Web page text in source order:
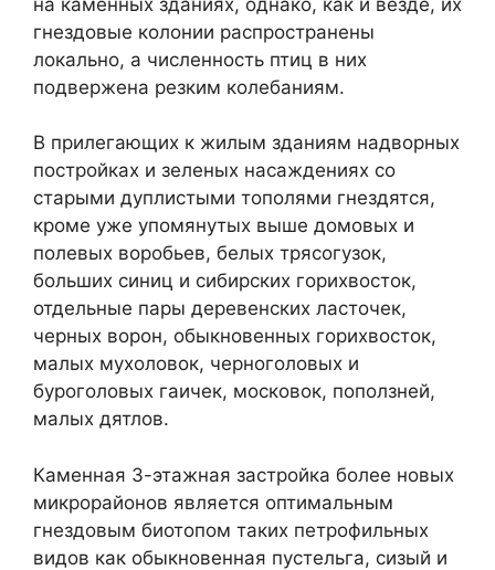
гнездовые колонии распространены
локально, а численность птиц в них
подвержена резким колебаниям.
В прилегающих к жилым зданиям надворных
постройках и зеленых насаждениях со
старыми дуплистыми тополями гнездятся,
кроме уже упомянутых выше домовых и
полевых воробьев, белых трясогузок,
больших синиц и сибирских горихвосток,
отдельные пары деревенских ласточек,
черных ворон, обыкновенных горихвосток,
малых мухоловок, черноголовых и
буроголовых гаичек, московок, поползней,
малых дятлов.
Каменная 3-этажная застройка более новых
микрорайонов является оптимальным
гнездовым биотопом таких петрофильных
видов как обыкновенная пустельга, сизый и